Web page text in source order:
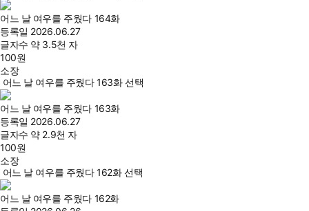
어느 날 여우를 주웠다 164화
등록일 2026.06.27
글자수 약 3.5천 자
100원
소장
어느 날 여우를 주웠다 163화 선택
어느 날 여우를 주웠다 163화
등록일 2026.06.27
글자수 약 2.9천 자
100원
소장
어느 날 여우를 주웠다 162화 선택
어느 날 여우를 주웠다 162화